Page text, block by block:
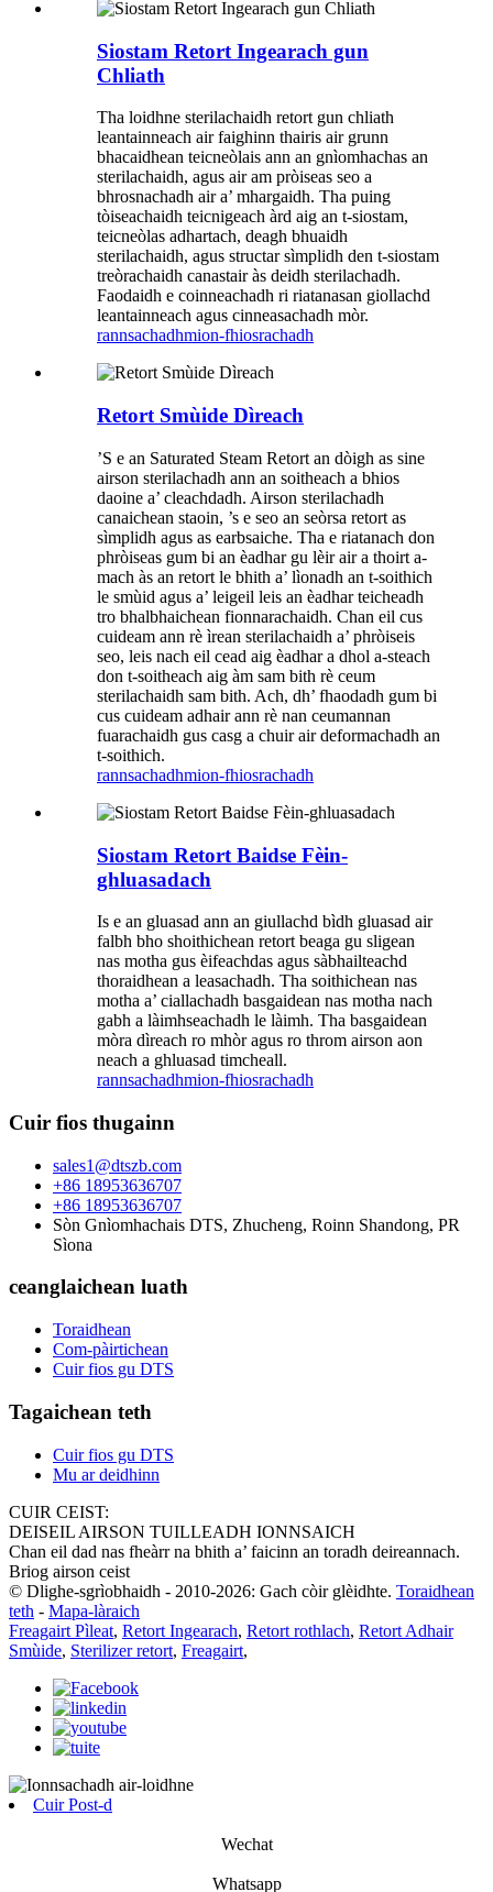
Siostam Retort Ingearach gun
Chliath
Tha loidhne sterilachaidh retort gun chliath
leantainneach air faighinn thairis air grunn
bhacaidhean teicneòlais ann an gnìomhachas an
sterilachaidh, agus air am pròiseas seo a
bhrosnachadh air a’ mhargaidh. Tha puing
tòiseachaidh teicnigeach àrd aig an t-siostam,
teicneòlas adhartach, deagh bhuaidh
sterilachaidh, agus structar sìmplidh den t-siostam
treòrachaidh canastair às deidh sterilachadh.
Faodaidh e coinneachadh ri riatanasan giollachd
leantainneach agus cinneasachadh mòr.
rannsachadhmion-fhiosrachadh
Retort Smùide Dìreach
’S e an Saturated Steam Retort an dòigh as sine
airson sterilachadh ann an soitheach a bhios
daoine a’ cleachdadh. Airson sterilachadh
canaichean staoin, ’s e seo an seòrsa retort as
sìmplidh agus as earbsaiche. Tha e riatanach don
phròiseas gum bi an èadhar gu lèir air a thoirt a-
mach às an retort le bhith a’ lìonadh an t-soithich
le smùid agus a’ leigeil leis an èadhar teicheadh ​​
tro bhalbhaichean fionnarachaidh. Chan eil cus
cuideam ann rè ìrean sterilachaidh a’ phròiseis
seo, leis nach eil cead aig èadhar a dhol a-steach
don t-soitheach aig àm sam bith rè ceum
sterilachaidh sam bith. Ach, dh’ fhaodadh gum bi
cus cuideam adhair ann rè nan ceumannan
fuarachaidh gus casg a chuir air deformachadh an
t-soithich.
rannsachadhmion-fhiosrachadh
Siostam Retort Baidse Fèin-
ghluasadach
Is e an gluasad ann an giullachd bìdh gluasad air
falbh bho shoithichean retort beaga gu sligean
nas motha gus èifeachdas agus sàbhailteachd
thoraidhean a leasachadh. Tha soithichean nas
motha a’ ciallachadh basgaidean nas motha nach
gabh a làimhseachadh le làimh. Tha basgaidean
mòra dìreach ro mhòr agus ro throm airson aon
neach a ghluasad timcheall.
rannsachadhmion-fhiosrachadh
Cuir fios thugainn
sales1@dtszb.com
+86 18953636707
+86 18953636707
Sòn Gnìomhachais DTS, Zhucheng, Roinn Shandong, PR
Sìona
ceanglaichean luath
Toraidhean
Com-pàirtichean
Cuir fios gu DTS
Tagaichean teth
Cuir fios gu DTS
Mu ar deidhinn
CUIR CEIST:
DEISEIL AIRSON TUILLEADH IONNSAICH
Chan eil dad nas fheàrr na bhith a’ faicinn an toradh deireannach.
Briog airson ceist
© Dlighe-sgrìobhaidh - 2010-2026: Gach còir glèidhte. Toraidhean
teth - Mapa-làraich
Freagairt Pìleat, Retort Ingearach, Retort rothlach, Retort Adhair
Smùide, Sterilizer retort, Freagairt,
Cuir Post-d
Wechat
Whatsapp